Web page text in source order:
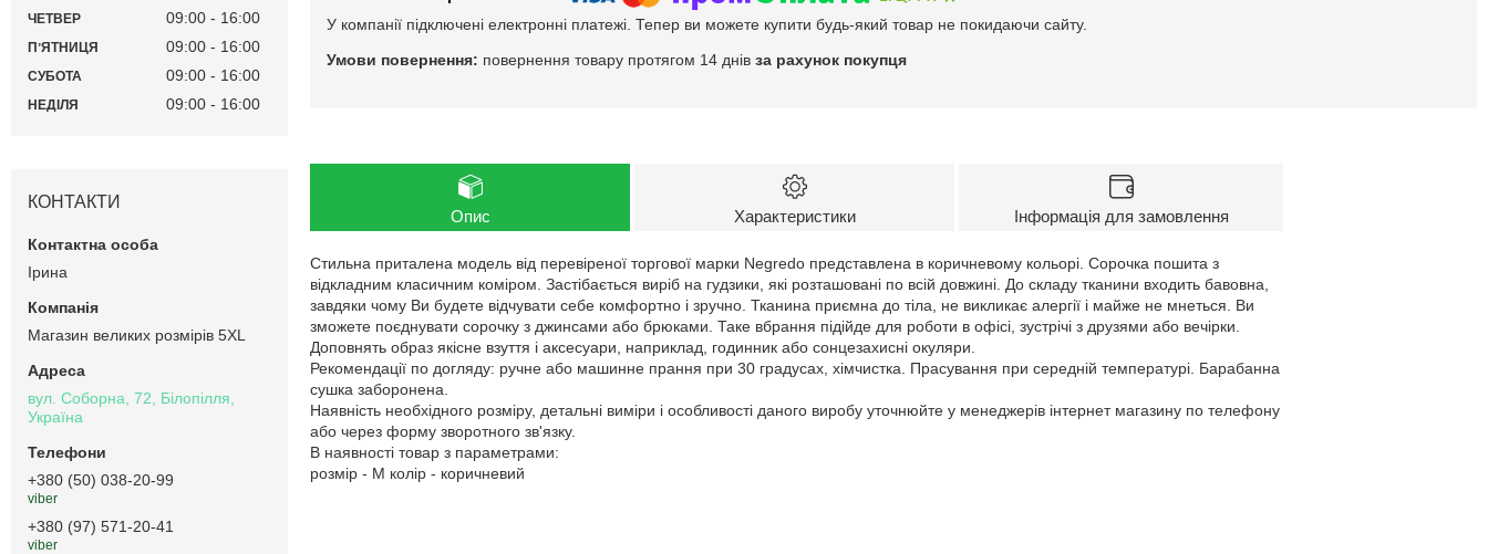
У компанії підключені електронні платежі. Тепер ви можете купити будь-який товар не покидаючи сайту.
повернення товару протягом 14 днів за рахунок покупця
Опис Характеристики Інформація для замовлення
Стильна приталена модель від перевіреної торгової марки Negredo представлена в коричневому кольорі. Сорочка пошита з
відкладним класичним коміром. Застібається виріб на гудзики, які розташовані по всій довжині. До складу тканини входить бавовна,
завдяки чому Ви будете відчувати себе комфортно і зручно. Тканина приємна до тіла, не викликає алергії і майже не мнеться. Ви
зможете поєднувати сорочку з джинсами або брюками. Таке вбрання підійде для роботи в офісі, зустрічі з друзями або вечірки.
Доповнять образ якісне взуття і аксесуари, наприклад, годинник або сонцезахисні окуляри.
Рекомендації по догляду: ручне або машинне прання при 30 градусах, хімчистка. Прасування при середній температурі. Барабанна
сушка заборонена.
Наявність необхідного розміру, детальні виміри і особливості даного виробу уточнюйте у менеджерів інтернет магазину по телефону
або через форму зворотного зв'язку.
В наявності товар з параметрами:
розмір - M колір - коричневий
ЧЕТВЕР 09:00 16:00
ПʼЯТНИЦЯ 09:00 16:00
СУБОТА 09:00 16:00
НЕДІЛЯ 09:00 16:00
КОНТАКТИ
Ірина
Магазин великих розмірів 5XL
вул. Соборна, 72, Білопілля,
Україна
+380 (50) 038-20-99
viber
+380 (97) 571-20-41
viber